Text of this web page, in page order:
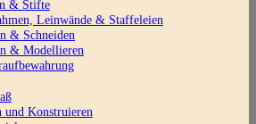
& Stifte
Leinwände & Staffeleien
& Schneiden
& Modellieren
und Konstruieren